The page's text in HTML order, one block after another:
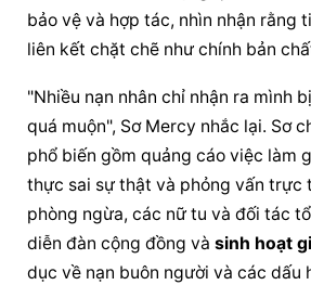
bảo vệ và hợp tác, nhìn nhận rằng
liên kết chặt chẽ như chính bản
"Nhiều nạn nhân chỉ nhận ra mình
quá muộn", Sơ Mercy nhắc lại. Sơ
phổ biến gồm quảng cáo việc làm
thực sai sự thật và phỏng vấn trực
phòng ngừa, các nữ tu và đối tác
diễn đàn cộng đồng và sinh hoạt
dục về nạn buôn người và các dấu